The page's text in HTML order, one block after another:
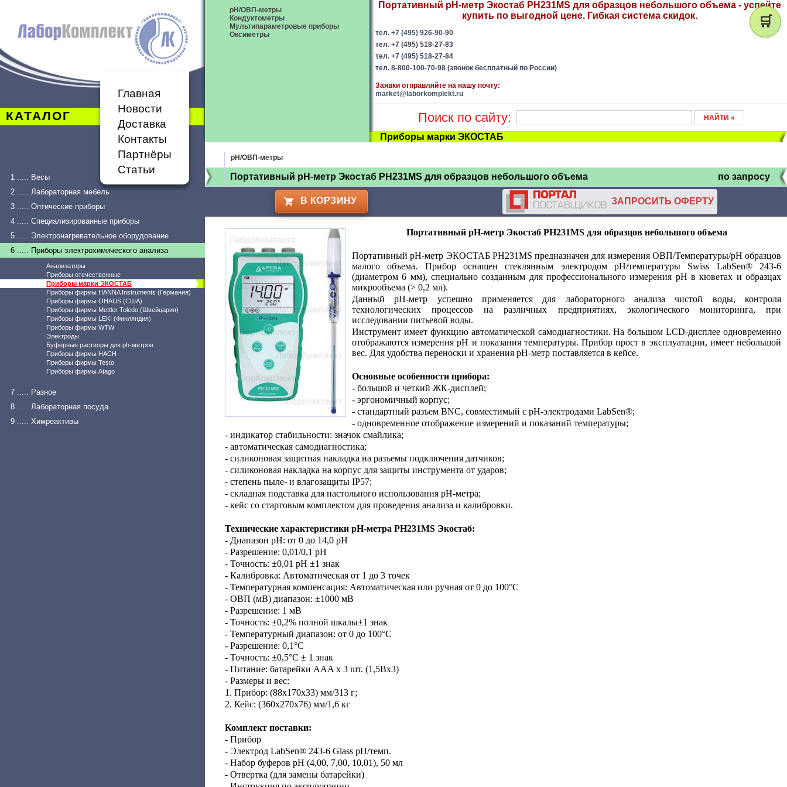
КАТАЛОГ
Главная
Новости
Доставка
Контакты
Партнёры
Статьи
1 ..... Весы
2 ..... Лабораторная мебель
3 ..... Оптические приборы
4 ..... Специализированные приборы
5 ..... Электронагревательное оборудование
6 ..... Приборы электрохимического анализа
Анализаторы
Приборы отечественные
Приборы марки ЭКОСТАБ
Приборы фирмы HANNA Instruments (Германия)
Приборы фирмы OHAUS (США)
Приборы фирмы Mettler Toledo (Швейцария)
Приборы фирмы LEKI (Финляндия)
Приборы фирмы WTW
Электроды
Буферные растворы для ph-метров
Приборы фирмы HACH
Приборы фирмы Testo
Приборы фирмы Atago
7 ..... Разное
8 ..... Лабораторная посуда
9 ..... Химреактивы
рН/ОВП-метры
Кондуктометры
Мультипараметровые приборы
Оксиметры
Портативный pH-метр Экостаб PH231MS для образцов небольшого объема - успейте
купить по выгодной цене. Гибкая система скидок.
тел. +7 (495) 926-90-90
тел. +7 (495) 518-27-83
тел. +7 (495) 518-27-84
тел. 8-800-100-70-98 (звонок бесплатный по России)
Заявки отправляйте на нашу почту:
market@laborkomplekt.ru
Поиск по сайту:
Приборы марки ЭКОСТАБ
рН/ОВП-метры
Портативный pH-метр Экостаб PH231MS для образцов небольшого объема по запросу
В КОРЗИНУ ЗАПРОСИТЬ ОФЕРТУ
Портативный pH-метр Экостаб PH231MS для образцов небольшого объема
Портативный pH-метр ЭКОСТАБ PH231MS предназначен для измерения ОВП/Температуры/pH образцов
малого объема. Прибор оснащен стеклянным электродом pH/температуры Swiss LabSen® 243-6
(диаметром 6 мм), специально созданным для профессионального измерения pH в кюветах и образцах
микрообъема (> 0,2 мл).
Данный рН-метр успешно применяется для лабораторного анализа чистой воды, контроля
технологических процессов на различных предприятиях, экологического мониторинга, при
исследовании питьевой воды.
Инструмент имеет функцию автоматической самодиагностики. На большом LCD-дисплее одновременно
отображаются измерения рН и показания температуры. Прибор прост в эксплуатации, имеет небольшой
вес. Для удобства переноски и хранения рН-метр поставляется в кейсе.
Основные особенности прибора:
- большой и четкий ЖК-дисплей;
- эргономичный корпус;
- стандартный разъем BNC, совместимый с pH-электродами LabSen®;
- одновременное отображение измерений и показаний температуры;
- индикатор стабильности: значок смайлика;
- автоматическая самодиагностика;
- силиконовая защитная накладка на разъемы подключения датчиков;
- силиконовая накладка на корпус для защиты инструмента от ударов;
- степень пыле- и влагозащиты IP57;
- складная подставка для настольного использования рН-метра;
- кейс со стартовым комплектом для проведения анализа и калибровки.
Технические характеристики рН-метра PH231MS Экостаб:
- Диапазон pH: от 0 до 14,0 pH
- Разрешение: 0,01/0,1 pH
- Точность: ±0,01 pH ±1 знак
- Калибровка: Автоматическая от 1 до 3 точек
- Температурная компенсация: Автоматическая или ручная от 0 до 100°C
- ОВП (мВ) диапазон: ±1000 мВ
- Разрешение: 1 мВ
- Точность: ±0,2% полной шкалы±1 знак
- Температурный диапазон: от 0 до 100°C
- Разрешение: 0,1°C
- Точность: ±0,5°C ± 1 знак
- Питание: батарейки AAA х 3 шт. (1,5Вх3)
- Размеры и вес:
1. Прибор: (88х170х33) мм/313 г;
2. Кейс: (360х270х76) мм/1,6 кг
Комплект поставки:
- Прибор
- Электрод LabSen® 243-6 Glass рН/темп.
- Набор буферов pH (4,00, 7,00, 10,01), 50 мл
- Отвертка (для замены батарейки)
🛒